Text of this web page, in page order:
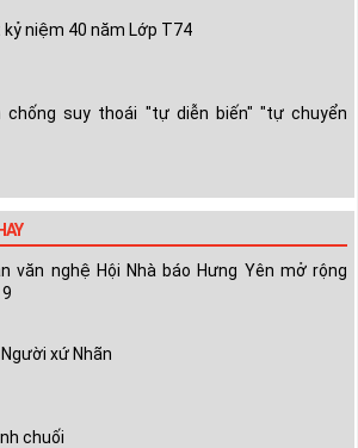
kỷ niệm 40 năm Lớp T74
chống suy thoái "tự diễn biến" "tự chuyển
văn nghệ Hội Nhà báo Hưng Yên mở rộng
xứ Nhãn
chuối